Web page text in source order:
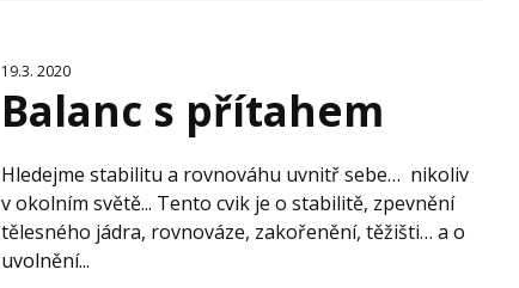
19.3. 2020
Balanc s přítahem
Hledejme stabilitu a rovnováhu uvnitř sebe… nikoliv
v okolním světě... Tento cvik je o stabilitě, zpevnění
tělesného jádra, rovnováze, zakořenění, těžišti… a o
uvolnění...